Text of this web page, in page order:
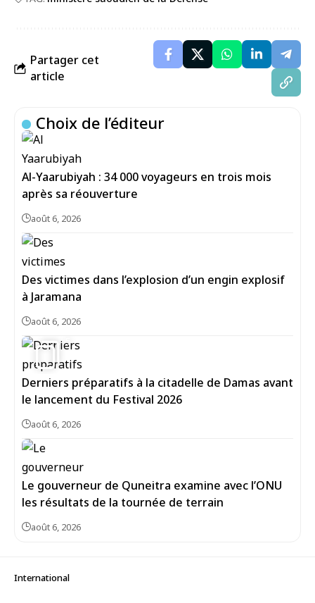
Partager cet
article
Choix de l’éditeur
Al-Yaarubiyah : 34 000 voyageurs en trois mois
après sa réouverture
août 6, 2026
Des victimes dans l’explosion d’un engin explosif
à Jaramana
août 6, 2026
5
Derniers préparatifs à la citadelle de Damas avant
le lancement du Festival 2026
août 6, 2026
Le gouverneur de Quneitra examine avec l’ONU
les résultats de la tournée de terrain
août 6, 2026
International